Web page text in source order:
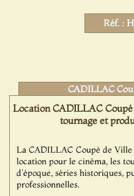
Réf. :
CADILLAC
Location CADILLAC
tournage et
La CADILLAC Coupé de Ville
location pour le cinéma, les
d'époque, séries historiques,
professionnelles.